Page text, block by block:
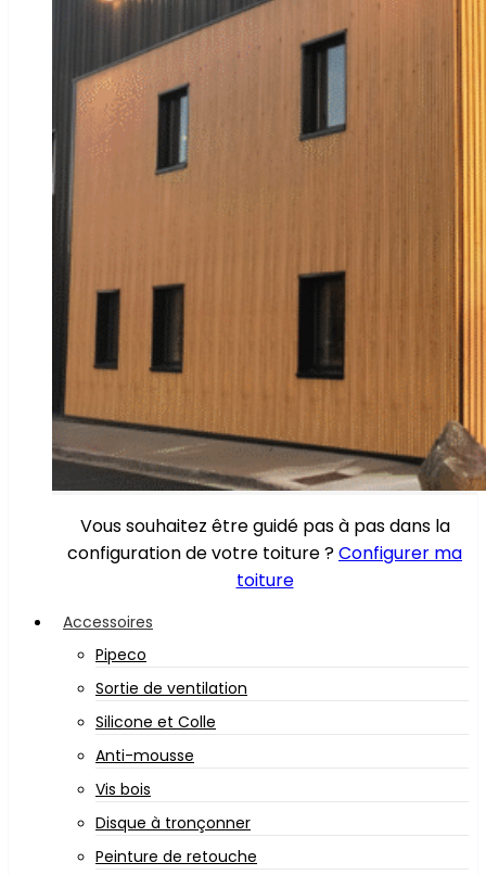
Vous souhaitez être guidé pas à pas dans la
configuration de votre toiture ?Configurer ma
toiture
Accessoires
Pipeco
Sortie de ventilation
Silicone et Colle
Anti-mousse
Vis bois
Disque à tronçonner
Peinture de retouche